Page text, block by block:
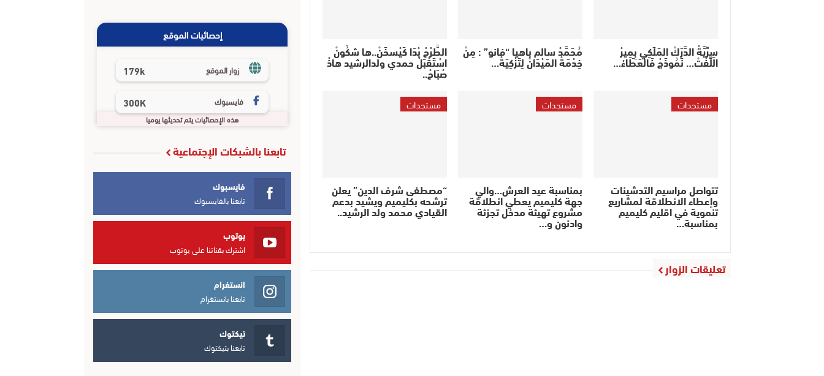
سِرِّيَّةْ الدَّرَكْ المَلَكِي بِمِيرْ
اللِّفْتْ… نَمُوذَجْ فَالْعَطَاءْ…
مُحَمَّدْ سالم باهيا “فانو” : مِنْ
خِدْمَةْ المَيْدَانْ لِتَزْكِيَةْ…
الطَّرْحْ بْدَا كَيْسخَنْ..ها شكُونْ
اسْتَقْبَلْ حمدي ولدالرشيد هاذْ
صْبَاحْ..
مستجدات
تتواصل مراسيم التدشينات
وإعطاء الانطلاقة لمشاريع
تنموية في اقليم كليميم
بمناسبة…
مستجدات
بمناسبة عيد العرش…والي
جهة كليميم يعطي انطلاقة
مشروع تهيئة مدخل تجزئة
وادنون و…
مستجدات
“مصطفى شرف الدين” يعلن
ترشحه بكليميم ويشيد بدعم
القيادي محمد ولد الرشيد..
تعليقات الزوار
إحصائيات الموقع
زوار الموقع 179k
فايسبوك 300K
هذه الإحصائيات يتم تحديثها يوميا
تابعنا بالشبكات الإجتماعية
فايسبوك
تابعنا بالفايسبوك
يوتوب
اشترك بقناتنا على يوتوب
انستغرام
تابعنا بانستغرام
تيكتوك
تابعنا بتيكتوك